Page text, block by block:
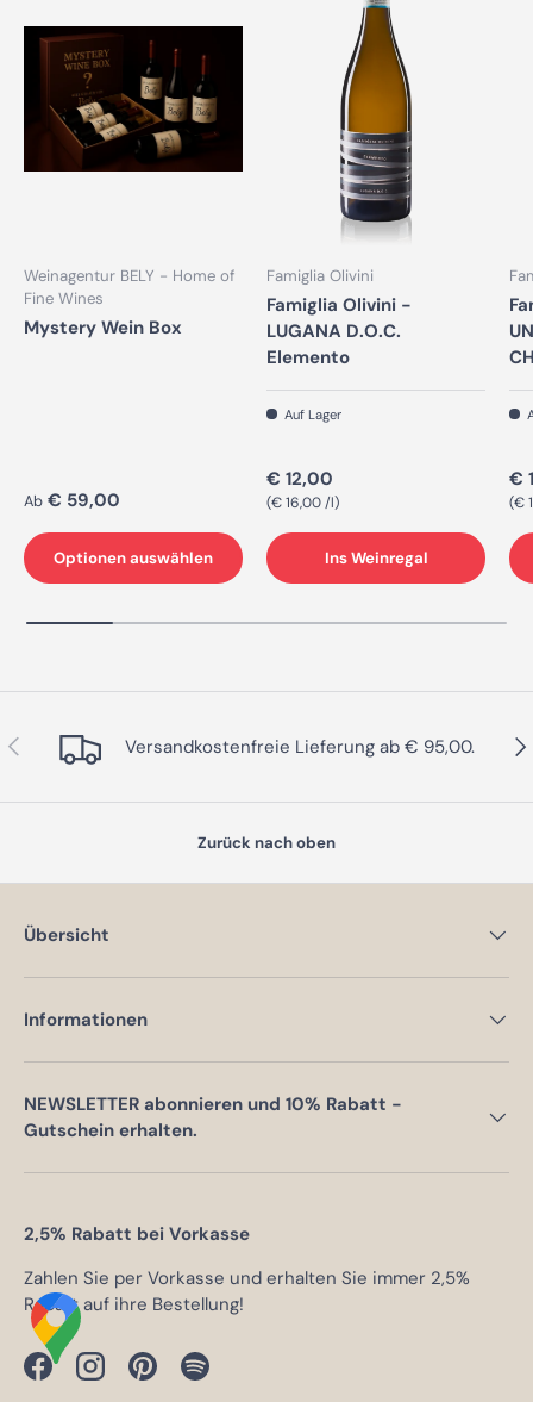
Weinagentur BELY - Home of
Fine Wines
Mystery Wein Box
Normaler Preis
Ab € 59,00
Optionen auswählen
Famiglia Olivini
Famiglia Olivini -
LUGANA D.O.C.
Elemento
Auf Lager
Normaler Preis
€ 12,00
Grundpreis
€ 16,00 /l
Ins Weinregal
€
€
Vorherige Versandkostenfreie Lieferung ab € 95,00.
Zurück nach oben
Übersicht
Informationen
NEWSLETTER abonnieren und 10% Rabatt -
Gutschein erhalten.
2,5% Rabatt bei Vorkasse
Zahlen Sie per Vorkasse und erhalten Sie immer 2,5%
Rabatt auf ihre Bestellung!
FacebookInstagramPinterestSpotify